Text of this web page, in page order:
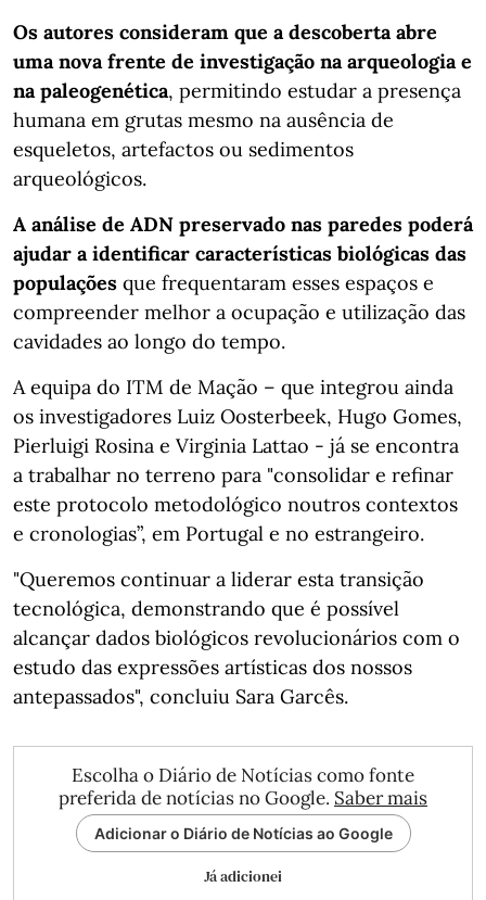
Os autores consideram que a descoberta abre
uma nova frente de investigação na arqueologia e
na paleogenética, permitindo estudar a presença
humana em grutas mesmo na ausência de
esqueletos, artefactos ou sedimentos
arqueológicos.
A análise de ADN preservado nas paredes poderá
ajudar a identificar características biológicas das
populações que frequentaram esses espaços e
compreender melhor a ocupação e utilização das
cavidades ao longo do tempo.
A equipa do ITM de Mação – que integrou ainda
os investigadores Luiz Oosterbeek, Hugo Gomes,
Pierluigi Rosina e Virginia Lattao - já se encontra
a trabalhar no terreno para "consolidar e refinar
este protocolo metodológico noutros contextos
e cronologias”, em Portugal e no estrangeiro.
"Queremos continuar a liderar esta transição
tecnológica, demonstrando que é possível
alcançar dados biológicos revolucionários com o
estudo das expressões artísticas dos nossos
antepassados", concluiu Sara Garcês.
Escolha o Diário de Notícias como fonte
preferida de notícias no Google. Saber mais
Adicionar o Diário de Notícias ao Google
Já adicionei